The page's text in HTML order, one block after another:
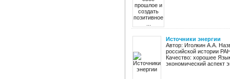
Источники энергии
Автор: Иголкин А.А.
российской истории
Качество: хорошее
экономический аспект